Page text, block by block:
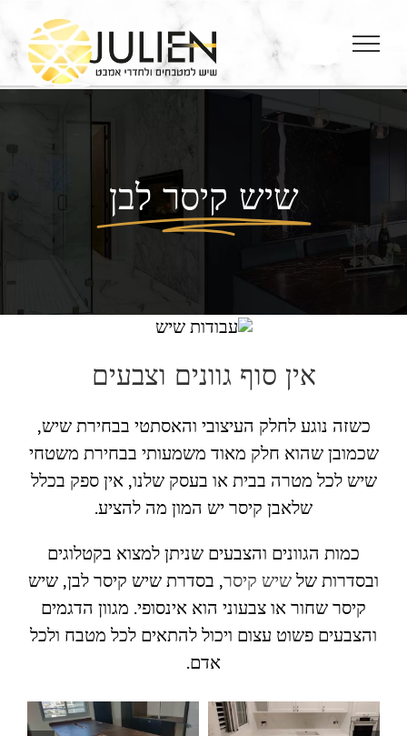
שיש קיסר לבן
אין סוף גוונים וצבעים
כשזה נוגע לחלק העיצובי והאסתטי בבחירת שיש,
שכמובן שהוא חלק מאוד משמעותי בבחירת משטחי
שיש לכל מטרה בבית או בעסק שלנו, אין ספק בכלל
שלאבן קיסר יש המון מה להציע.
כמות הגוונים והצבעים שניתן למצוא בקטלוגים
ובסדרות שלשיש קיסר, בסדרת שיש קיסר לבן, שיש
קיסר שחור או צבעוני הוא אינסופי. מגוון הדגמים
והצבעים פשוט עצום ויכול להתאים לכל מטבח ולכל
אדם.